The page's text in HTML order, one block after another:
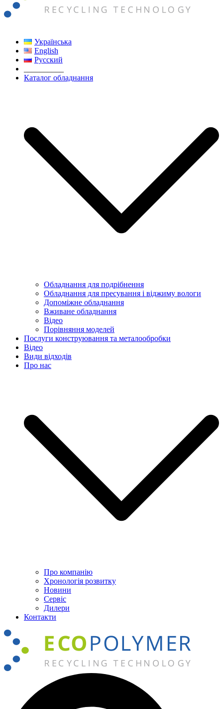
Українська
English
Русский
Каталог обладнання
Обладнання для подрібнення
Обладнання для пресування і віджиму вологи
Допоміжне обладнання
Вживане обладнання
Відео
Порівняння моделей
Послуги конструювання та металообробки
Відео
Види відходів
Про нас
Про компанію
Хронологія розвитку
Новини
Сервіс
Дилери
Контакти